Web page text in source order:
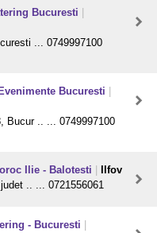
Bucuresti
... 0749997100
Bucuresti
Bucur .. ... 0749997100
Ilie - Balotesti
Ilfov
.. ... 0721556061
- Bucuresti